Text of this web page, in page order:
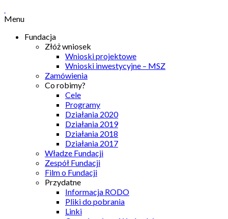
Menu
Fundacja
Złóż wniosek
Wnioski projektowe
Wnioski inwestycyjne – MSZ
Zamówienia
Co robimy?
Cele
Programy
Działania 2020
Działania 2019
Działania 2018
Działania 2017
Władze Fundacji
Zespół Fundacji
Film o Fundacji
Przydatne
Informacja RODO
Pliki do pobrania
Linki